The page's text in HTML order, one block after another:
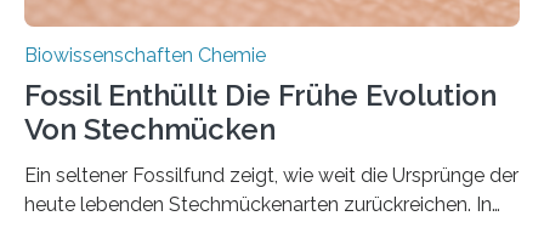
Biowissenschaften Chemie
Fossil Enthüllt Die Frühe Evolution
Von Stechmücken
Ein seltener Fossilfund zeigt, wie weit die Ursprünge der
heute lebenden Stechmückenarten zurückreichen. In